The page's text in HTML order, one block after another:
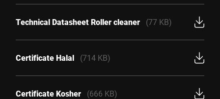
Technical Datasheet Roller cleaner (77 KB)
Certificate Halal (714 KB)
Certificate Kosher (666 KB)